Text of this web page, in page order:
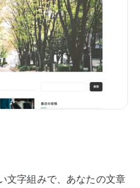
文字組みで、あなたの文章